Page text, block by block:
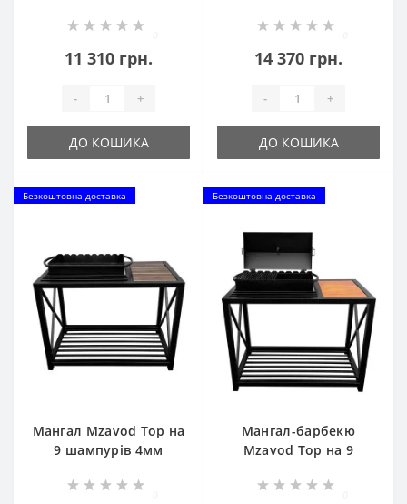
11 310 грн.
- +
ДО КОШИКА
14 370 грн.
- +
ДО КОШИКА
Безкоштовна доставка
Мангал Mzavod Тор на
9 шампурів 4мм
Безкоштовна доставка
Мангал-барбекю
Mzavod Тор на 9